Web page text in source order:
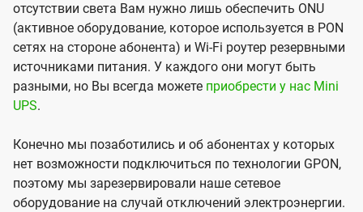
отсутствии света Вам нужно лишь обеспечить ONU
(активное оборудование, которое используется в PON
сетях на стороне абонента) и Wi-Fi роутер резервными
источниками питания. У каждого они могут быть
разными, но Вы всегда можете приобрести у нас Mini
UPS.
Конечно мы позаботились и об абонентах у которых
нет возможности подключиться по технологии GPON,
поэтому мы зарезервировали наше сетевое
оборудование на случай отключений электроэнергии.